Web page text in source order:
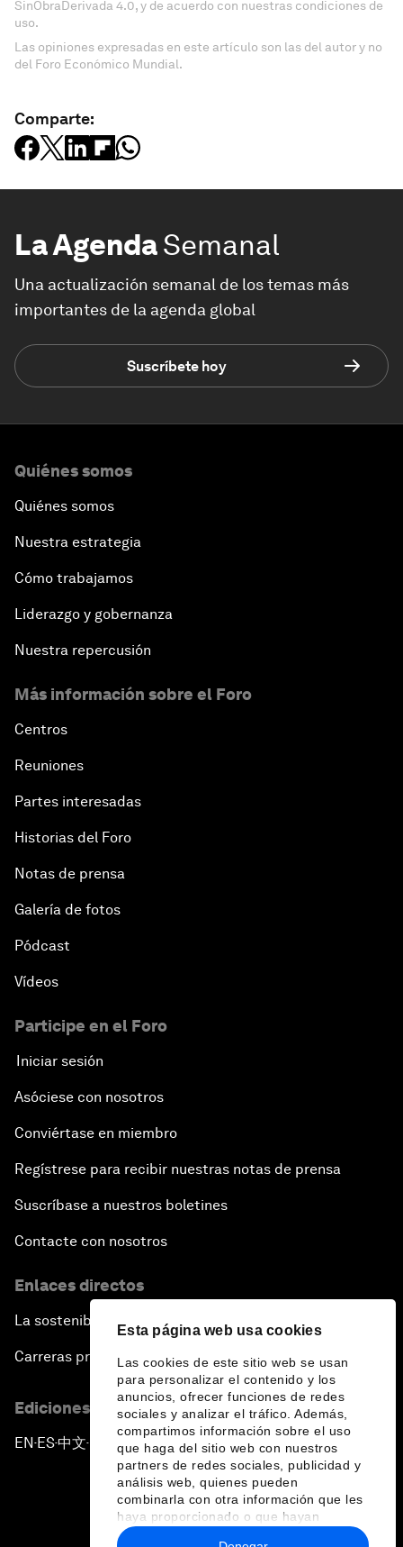
Esta página web usa cookies
Las cookies de este sitio web se usan
para personalizar el contenido y los
anuncios, ofrecer funciones de redes
sociales y analizar el tráfico. Además,
compartimos información sobre el uso
que haga del sitio web con nuestros
partners de redes sociales, publicidad y
análisis web, quienes pueden
combinarla con otra información que les
haya proporcionado o que hayan
recopilado a partir del uso que haya
SinObraDerivada 4.0, y de acuerdo con nuestras condiciones de
uso.
Las opiniones expresadas en este artículo son las del autor y no
del Foro Económico Mundial.
Comparte:
La AgendaSemanal
Una actualización semanal de los temas más
importantes de la agenda global
Suscríbete hoy
Quiénes somos
Quiénes somos
Nuestra estrategia
Cómo trabajamos
Liderazgo y gobernanza
Nuestra repercusión
Más información sobre el Foro
Centros
Reuniones
Partes interesadas
Historias del Foro
Notas de prensa
Galería de fotos
Pódcast
Vídeos
Participe en el Foro
Iniciar sesión
Asóciese con nosotros
Conviértase en miembro
Regístrese para recibir nuestras notas de prensa
Suscríbase a nuestros boletines
Contacte con nosotros
Enlaces directos
La sostenibilidad en el Foro
Carreras profesionales
Ediciones en otros idiomas
EN ▪ES▪中文▪ 日本語